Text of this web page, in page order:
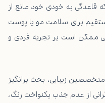
به خودی خود مانع از
برای سلامت مو یا پوست
ممکن است بر تجربه فردی و
زیبایی، بحث برانگیز
از عدم جذب یکنواخت رنگ،